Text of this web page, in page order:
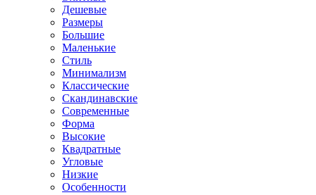
Дешевые
Размеры
Большие
Маленькие
Стиль
Минимализм
Классические
Скандинавские
Современные
Форма
Высокие
Квадратные
Угловые
Низкие
Особенности